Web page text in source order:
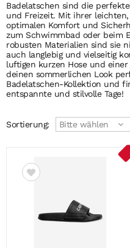
Badelatschen sind die
und Freizeit. Mit ihrer
optimalen Komfort und
zum Schwimmbad oder beim
robusten Materialien sind sie
auch langlebig und vielseitig
luftigen kurzen Hose und
deinen sommerlichen Look
Badelatschen-Kollektion und
entspannte und stilvolle Tage!
Sortierung: Bitte wählen